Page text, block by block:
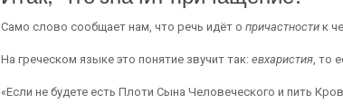
Само слово сообщает нам, что речь идёт о причастности к
На греческом языке это понятие звучит так: евхаристия, то
«Если не будете есть Плоти Сына Человеческого и пить